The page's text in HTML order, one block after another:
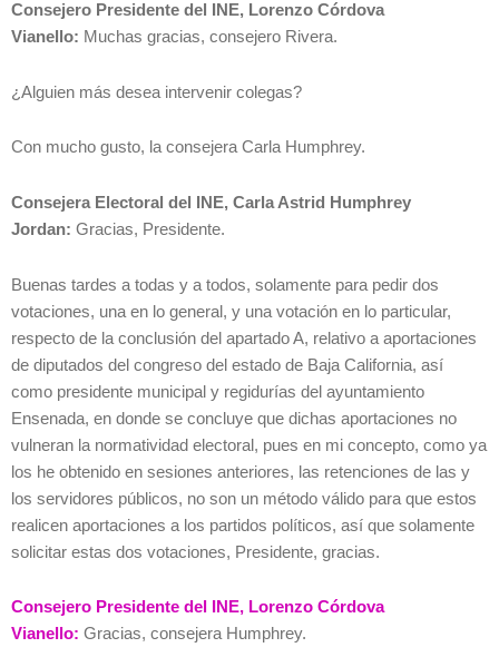
Consejero Presidente del INE, Lorenzo Córdova
Vianello: Muchas gracias, consejero Rivera.
¿Alguien más desea intervenir colegas?
Con mucho gusto, la consejera Carla Humphrey.
Consejera Electoral del INE, Carla Astrid Humphrey
Jordan: Gracias, Presidente.
Buenas tardes a todas y a todos, solamente para pedir dos
votaciones, una en lo general, y una votación en lo particular,
respecto de la conclusión del apartado A, relativo a aportaciones
de diputados del congreso del estado de Baja California, así
como presidente municipal y regidurías del ayuntamiento
Ensenada, en donde se concluye que dichas aportaciones no
vulneran la normatividad electoral, pues en mi concepto, como ya
los he obtenido en sesiones anteriores, las retenciones de las y
los servidores públicos, no son un método válido para que estos
realicen aportaciones a los partidos políticos, así que solamente
solicitar estas dos votaciones, Presidente, gracias.
Consejero Presidente del INE, Lorenzo Córdova
Vianello: Gracias, consejera Humphrey.